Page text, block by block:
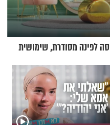
לפינה מסודרת, שימושית